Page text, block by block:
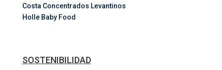
Costa Concentrados Levantinos
Holle Baby Food
SOSTENIBILIDAD